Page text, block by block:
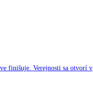
finišuje. Verejnosti sa otvorí v